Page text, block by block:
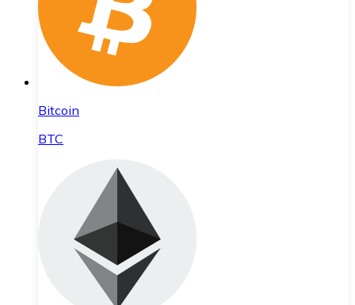
Bitcoin
BTC